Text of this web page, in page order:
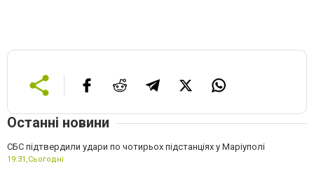
Останні новини
СБС підтвердили удари по чотирьох підстанціях у Маріуполі
19:31,Сьогодні